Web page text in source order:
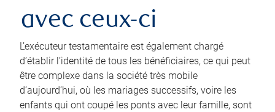
avec ceux-ci
L’exécuteur testamentaire est également chargé
d’établir l’identité de tous les bénéficiaires, ce qui peut
être complexe dans la société très mobile
d’aujourd’hui, où les mariages successifs, voire les
enfants qui ont coupé les ponts avec leur famille, sont